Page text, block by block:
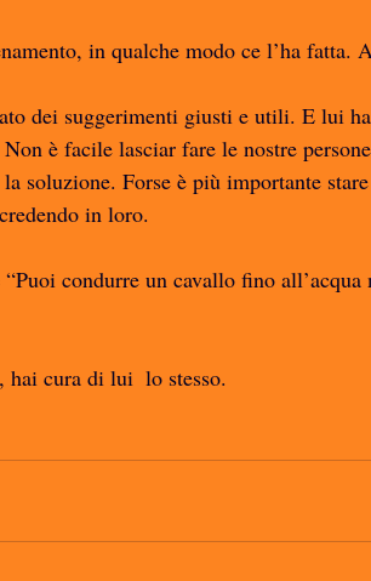
in qualche modo ce l’ha fatta.
dei suggerimenti giusti e utili. E lui
è facile lasciar fare le nostre
soluzione. Forse è più importante
in loro.
condurre un cavallo fino
hai cura di lui  lo stesso.